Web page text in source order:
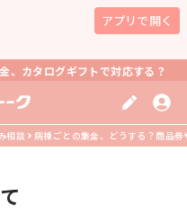
アプリで開く
、カタログギフトで対応する？
相談 病棟ごとの集金、どうする？商品